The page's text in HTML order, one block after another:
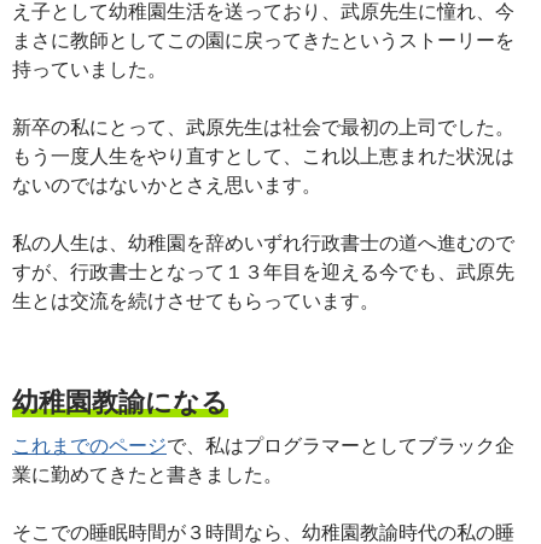
え子として幼稚園生活を送っており、武原先生に憧れ、今
まさに教師としてこの園に戻ってきたというストーリーを
持っていました。
新卒の私にとって、武原先生は社会で最初の上司でした。
もう一度人生をやり直すとして、これ以上恵まれた状況は
ないのではないかとさえ思います。
私の人生は、幼稚園を辞めいずれ行政書士の道へ進むので
すが、行政書士となって１３年目を迎える今でも、武原先
生とは交流を続けさせてもらっています。
幼稚園教諭になる
これまでのページで、私はプログラマーとしてブラック企
業に勤めてきたと書きました。
そこでの睡眠時間が３時間なら、幼稚園教諭時代の私の睡